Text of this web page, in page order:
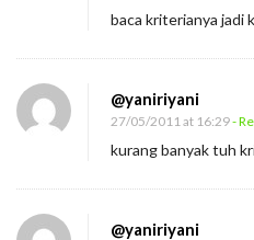
baca kriterianya jadi
@yaniriyani
27/05/2011 at 16:29-
kurang banyak tuh
@yaniriyani